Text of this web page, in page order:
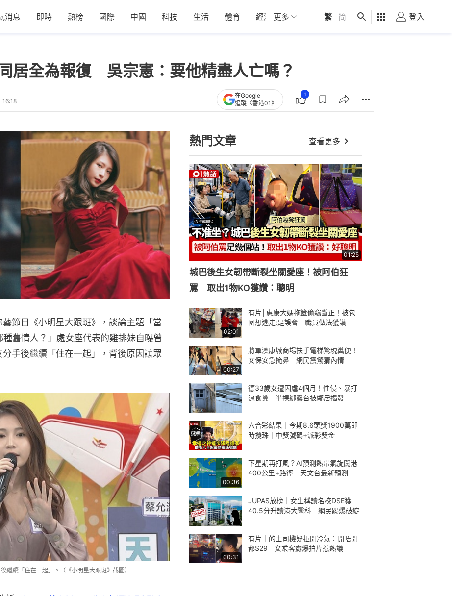
消息 即時 熱榜 國際 中國 科技 生活 體育 經濟 01深圳 觀點 健康 好食玩飛
更多 繁 简 登入
居全為報復 吳宗憲：要他精盡人亡嗎？
在Google
追蹤《香港01》
1
節目《小明星大跟班》，談論主題「當
舊情人？」處女座代表的雞排妹自曝曾
手後繼續「住在一起」，背後原因讓眾
繼續「住在一起」。（《小明星大跟班》截圖）
熱門文章 查看更多
01:25
城巴後生女韌帶斷裂坐關愛座！被阿伯狂
罵 取出1物KO獲讚：聰明
02:01
有片│惠康大媽拖篋偷竊斷正！被包
圍想逃走:是誤會 職員做法獲讚
00:27
將軍澳康城商場扶手電梯驚現糞便！
女保安急掩鼻 網民震驚猜內情
德33歲女遭囚虐4個月！性侵、暴打
逼食糞 半裸綁露台被鄰居揭發
六合彩結果｜今期8.6頭獎1900萬即
時攪珠｜中獎號碼+派彩獎金
00:36
下星期再打風？AI預測熱帶氣旋闖港
400公里+路徑 天文台最新預測
JUPAS放榜｜女生稱讀名校DSE獲
40.5分升讀港大醫科 網民踢爆破綻
00:31
有片｜的士司機疑拒開冷氣：開唔開
都$29 女乘客嬲爆拍片惹熱議